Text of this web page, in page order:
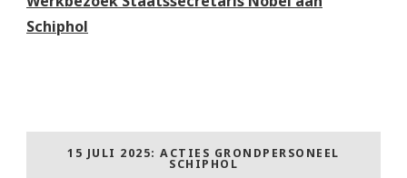
Schiphol
15 JULI 2025: ACTIES GRONDPERSONEEL
SCHIPHOL